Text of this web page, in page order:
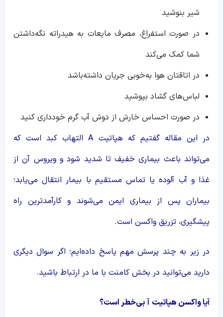
شیر بنوشید
در صورت استفراغ، مصرف مایعات به هیدراته نگه‌داشتن
شما کمک می‌کند
در اتاقتان هوا به‌خوبی جریان داشته‌باشد
لباس‌های گشاد بپوشید
در صورت احساس خارش از دوش آب گرم خودداری کنید
در این مقاله گفتیم که هپاتیت A التهاب کبد است که
می‌تواند باعث بیماری خفیف تا شدید شود و ویروس آن از
غذا و آب آلوده یا تماس مستقیم با بیمار انتقال می‌یابد؛
بیماران پس از بیماری ایمن می‌شوند و کارآمدترین راه
پیشگیری، تزریق واکسن است.
در زیر به چند پرسش مهم پاسخ داده‌ایم؛ اگر سوال دیگری
دارید می‌توانید در بخش کامنت با ما در ارتباط باشید.
آیا واکسن هپاتیت آ بی‌خطر است؟